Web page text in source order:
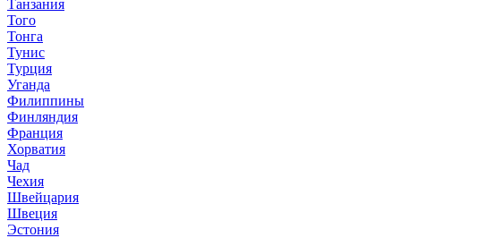
Танзания
Того
Тонга
Тунис
Турция
Уганда
Филиппины
Финляндия
Франция
Хорватия
Чад
Чехия
Швейцария
Швеция
Эстония